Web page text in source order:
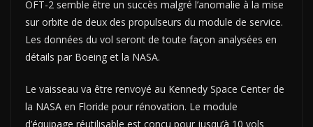
OFT-2 semble être un succès malgré l’anomalie à la mise
sur orbite de deux des propulseurs du module de service.
Les données du vol seront de toute façon analysées en
détails par Boeing et la NASA.
Le vaisseau va être renvoyé au Kennedy Space Center de
la NASA en Floride pour rénovation. Le module
d’équipage réutilisable est conçu pour jusqu’à 10 vols